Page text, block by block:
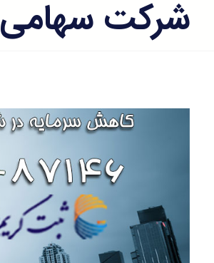
شرکت سهامی